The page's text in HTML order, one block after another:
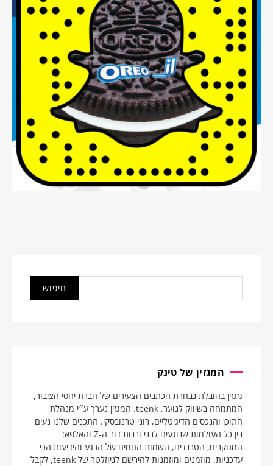
המגזין של טינק
מגזין בהובלת נבחרת הכתבים הצעירים של חברת יחסי הציבור,
המתמחה בשיווק לנוער, teenk. המגזין נערך ע״י מנהלת
התוכן והנכסים הדיגיטליים, רוני טרנובסקי. התכנים שלנו נעים
בין כל העולמות שנוגעים לבני ובנות דור ה-Z והאלפא:
המחקרים, הטרנדים, השמות החמים של הרגע והידיעות הכי
עדכניות. מוזמנים ומוזמנות להירשם לניוזלטר של teenk, לקבל